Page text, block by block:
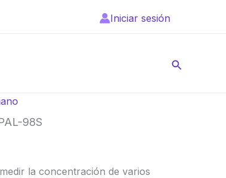
Iniciar sesión
Buscar
98S
la concentración de varios